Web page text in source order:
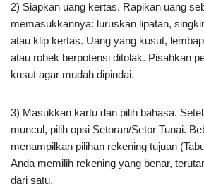
2) Siapkan uang kertas. Rapikan uang
memasukkannya: luruskan lipatan,
atau klip kertas. Uang yang kusut,
atau robek berpotensi ditolak. Pisahkan
kusut agar mudah dipindai.
3) Masukkan kartu dan pilih bahasa.
muncul, pilih opsi Setoran/Setor Tunai.
menampilkan pilihan rekening tujuan
Anda memilih rekening yang benar,
dari satu.